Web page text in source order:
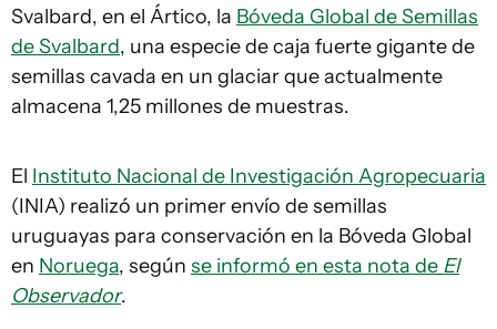
Svalbard, en el Ártico, la Bóveda Global de Semillas
de Svalbard, una especie de caja fuerte gigante de
semillas cavada en un glaciar que actualmente
almacena 1,25 millones de muestras.
El Instituto Nacional de Investigación Agropecuaria
(INIA) realizó un primer envío de semillas
uruguayas para conservación en la Bóveda Global
en Noruega, según se informó en esta nota de El
Observador.